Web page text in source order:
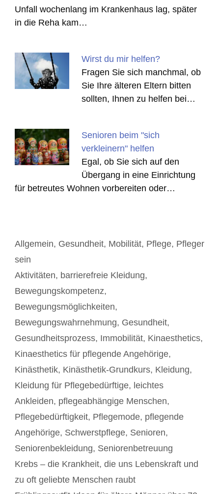
Unfall wochenlang im Krankenhaus lag, später
in die Reha kam…
Wirst du mir helfen?
Fragen Sie sich manchmal, ob
Sie Ihre älteren Eltern bitten
sollten, Ihnen zu helfen bei…
Senioren beim "sich
verkleinern" helfen
Egal, ob Sie sich auf den
Übergang in eine Einrichtung
für betreutes Wohnen vorbereiten oder…
Kategorien
Allgemein, Gesundheit, Mobilität, Pflege, Pfleger
sein
Schlagwörter
Aktivitäten, barrierefreie Kleidung,
Bewegungskompetenz,
Bewegungsmöglichkeiten,
Bewegungswahrnehmung, Gesundheit,
Gesundheitsprozess, Immobilität, Kinaesthetics,
Kinaesthetics für pflegende Angehörige,
Kinästhetik, Kinästhetik-Grundkurs, Kleidung,
Kleidung für Pflegebedürftige, leichtes
Ankleiden, pflegeabhängige Menschen,
Pflegebedürftigkeit, Pflegemode, pflegende
Angehörige, Schwerstpflege, Senioren,
Seniorenbekleidung, Seniorenbetreuung
Beitrags-
Navigation
Krebs – die Krankheit, die uns Lebenskraft und
zu oft geliebte Menschen raubt